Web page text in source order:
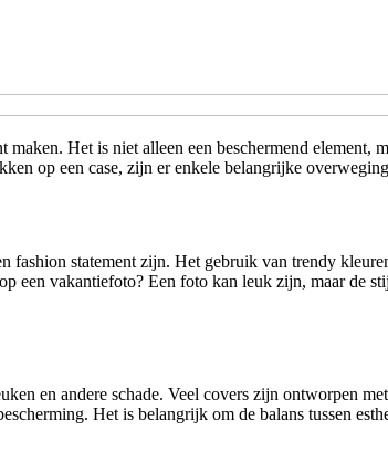
Het is niet alleen een beschermend element,
op een case, zijn er enkele belangrijke
fashion statement zijn. Het gebruik van trendy
een vakantiefoto? Een foto kan leuk zijn, maar de
en andere schade. Veel covers zijn ontworpen
Het is belangrijk om de balans tussen